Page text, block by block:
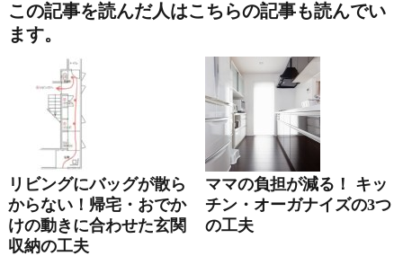
この記事を読んだ人はこちらの記事も読んでい
ます。
リビングにバッグが散ら
からない！帰宅・おでか
けの動きに合わせた玄関
収納の工夫
ママの負担が減る！ キッ
チン・オーガナイズの3つ
の工夫